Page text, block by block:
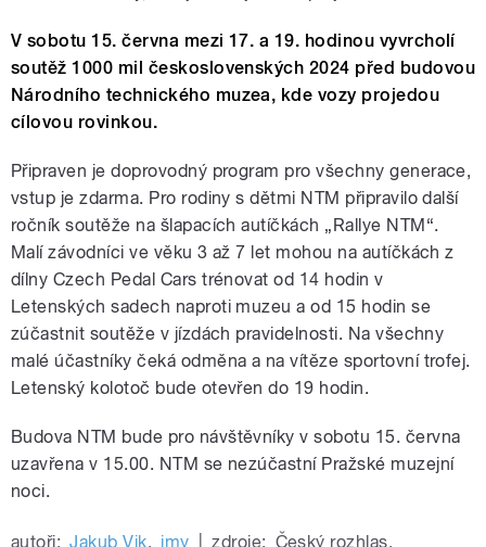
V sobotu 15. června mezi 17. a 19. hodinou vyvrcholí
soutěž 1000 mil československých 2024 před budovou
Národního technického muzea, kde vozy projedou
cílovou rovinkou.
Připraven je doprovodný program pro všechny generace,
vstup je zdarma. Pro rodiny s dětmi NTM připravilo další
ročník soutěže na šlapacích autíčkách „Rallye NTM“.
Malí závodníci ve věku 3 až 7 let mohou na autíčkách z
dílny Czech Pedal Cars trénovat od 14 hodin v
Letenských sadech naproti muzeu a od 15 hodin se
zúčastnit soutěže v jízdách pravidelnosti. Na všechny
malé účastníky čeká odměna a na vítěze sportovní trofej.
Letenský kolotoč bude otevřen do 19 hodin.
Budova NTM bude pro návštěvníky v sobotu 15. června
uzavřena v 15.00. NTM se nezúčastní Pražské muzejní
noci.
autoři: Jakub Vik, jmy zdroje: Český rozhlas,